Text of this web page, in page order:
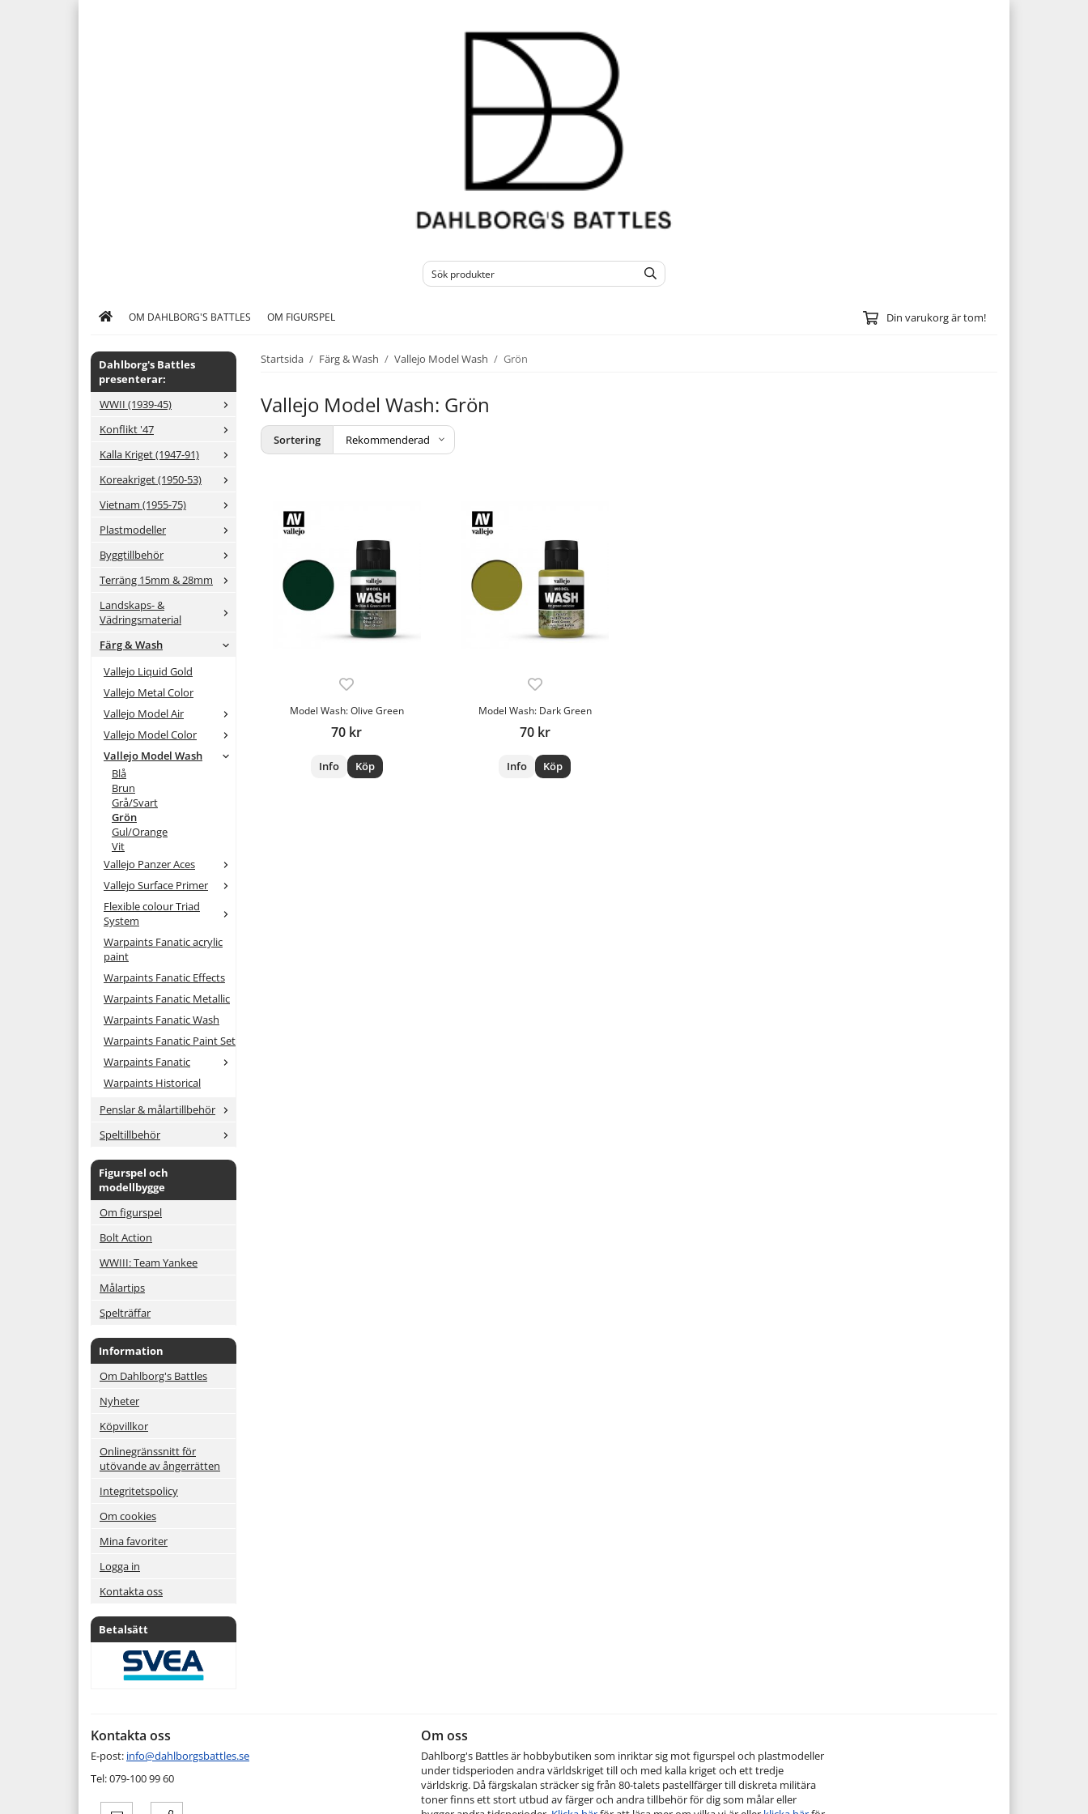
OM DAHLBORG'S BATTLES OM FIGURSPEL Din varukorg är tom!
Dahlborg's Battles
presenterar:
WWII (1939-45)
Konflikt '47
Kalla Kriget (1947-91)
Koreakriget (1950-53)
Vietnam (1955-75)
Plastmodeller
Byggtillbehör
Terräng 15mm & 28mm
Landskaps- &
Vädringsmaterial
Färg & Wash
Vallejo Liquid Gold
Vallejo Metal Color
Vallejo Model Air
Vallejo Model Color
Vallejo Model Wash
Blå
Brun
Grå/Svart
Grön
Gul/Orange
Vit
Vallejo Panzer Aces
Vallejo Surface Primer
Flexible colour Triad
System
Warpaints Fanatic acrylic
paint
Warpaints Fanatic Effects
Warpaints Fanatic Metallic
Warpaints Fanatic Wash
Warpaints Fanatic Paint Set
Warpaints Fanatic
Warpaints Historical
Penslar & målartillbehör
Speltillbehör
Figurspel och
modellbygge
Om figurspel
Bolt Action
WWIII: Team Yankee
Målartips
Spelträffar
Information
Om Dahlborg's Battles
Nyheter
Köpvillkor
Onlinegränssnitt för
utövande av ångerrätten
Integritetspolicy
Om cookies
Mina favoriter
Logga in
Kontakta oss
Betalsätt
Startsida / Färg & Wash / Vallejo Model Wash / Grön
Vallejo Model Wash: Grön
Sortering
Model Wash: Olive Green
70 kr
Info Köp
Model Wash: Dark Green
70 kr
Info Köp
Kontakta oss
E-post: info@dahlborgsbattles.se
Tel: 079-100 99 60
Om oss
Dahlborg's Battles är hobbybutiken som inriktar sig mot figurspel och plastmodeller
under tidsperioden andra världskriget till och med kalla kriget och ett tredje
världskrig. Då färgskalan sträcker sig från 80-talets pastellfärger till diskreta militära
toner finns ett stort utbud av färger och andra tillbehör för dig som målar eller